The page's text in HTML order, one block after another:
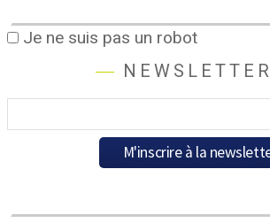
Je ne suis pas un robot
NEWSLETTER